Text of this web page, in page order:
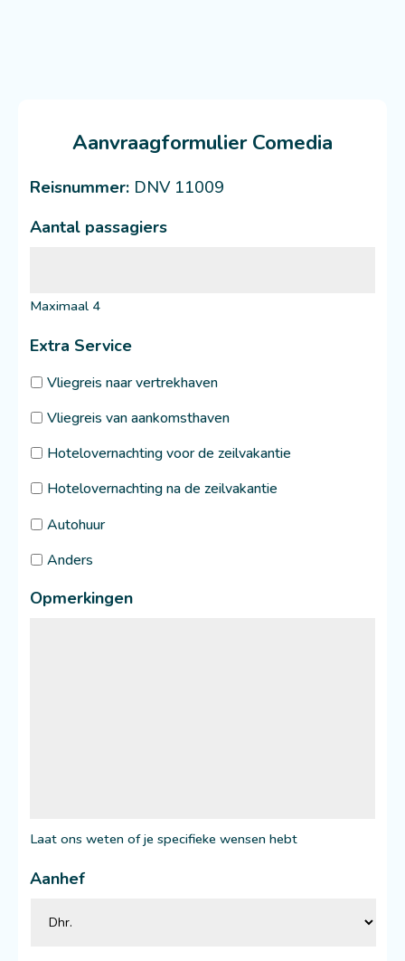
Aanvraagformulier Comedia
Reisnummer: DNV 11009
Aantal passagiers
Maximaal 4
Extra Service
Vliegreis naar vertrekhaven
Vliegreis van aankomsthaven
Hotelovernachting voor de zeilvakantie
Hotelovernachting na de zeilvakantie
Autohuur
Anders
Opmerkingen
Laat ons weten of je specifieke wensen hebt
Aanhef